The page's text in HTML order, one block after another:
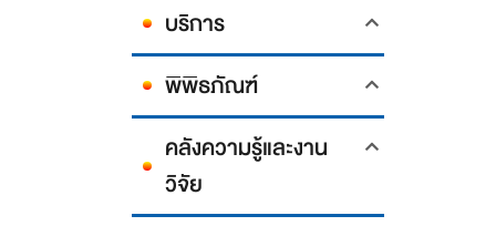
บริการ
พิพิธภัณฑ์
คลังความรู้และงาน
วิจัย